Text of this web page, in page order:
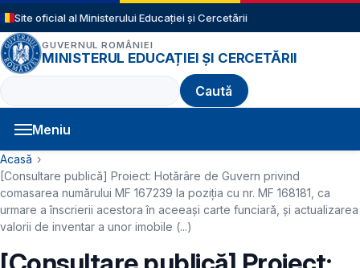
Sari la conținutul principal
Site oficial al Ministerului Educației și Cercetării
GUVERNUL ROMÂNIEI
MINISTERUL EDUCAȚIEI ȘI CERCETĂRII
Caută
Meniu
Navigație principală
Cale de navigare
Acasă
[Consultare publică] Proiect: Hotărâre de Guvern privind
comasarea numărului MF 167239 la poziția cu nr. MF 168181, ca
urmare a înscrierii acestora în aceeași carte funciară, și actualizarea
valorii de inventar a unor imobile (...)